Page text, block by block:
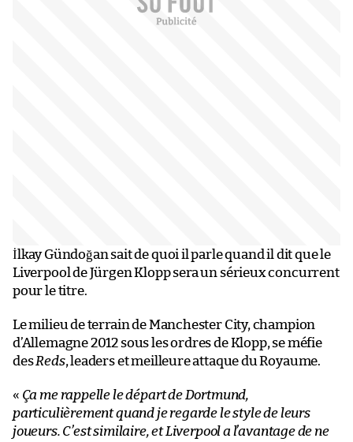
İlkay Gündoğan sait de quoi il parle quand il dit que le
Liverpool de Jürgen Klopp sera un sérieux concurrent
pour le titre.
Le milieu de terrain de Manchester City, champion
d’Allemagne 2012 sous les ordres de Klopp, se méfie
desReds, leaders et meilleure attaque du Royaume.
« Ça me rappelle le départ de Dortmund,
particulièrement quand je regarde le style de leurs
joueurs. C’est similaire, et Liverpool a l’avantage de ne